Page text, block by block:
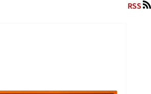
RSS